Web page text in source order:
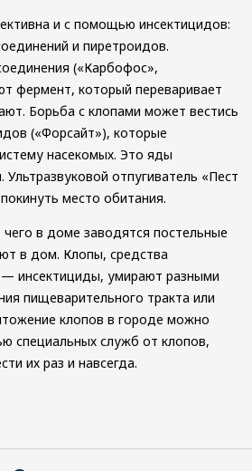
и с помощью инсектицидов:
и пиретроидов.
(«Карбофос»,
фермент, который переваривает
Борьба с клопами может вестись
(«Форсайт»), которые
насекомых. Это яды
Ультразвуковой отпугиватель «Пест
место обитания.
в доме заводятся постельные
в дом. Клопы, средства
инсектициды, умирают разными
пищеварительного тракта или
клопов в городе можно
специальных служб от клопов,
их раз и навсегда.